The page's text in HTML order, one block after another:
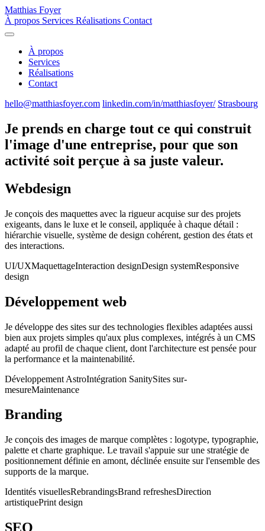
Matthias Foyer
À propos Services Réalisations Contact
À propos
Services
Réalisations
Contact
hello@matthiasfoyer.com linkedin.com/in/matthiasfoyer/ Strasbourg
Je prends en charge tout ce qui construit
l'image d'une entreprise, pour que son
activité soit perçue à sa juste valeur.
Webdesign
Je conçois des maquettes avec la rigueur acquise sur des projets
exigeants, dans le luxe et le conseil, appliquée à chaque détail :
hiérarchie visuelle, système de design cohérent, gestion des états et
des interactions.
UI/UXMaquettageInteraction designDesign systemResponsive
design
Développement web
Je développe des sites sur des technologies flexibles adaptées aussi
bien aux projets simples qu'aux plus complexes, intégrés à un CMS
adapté au profil de chaque client, dont l'architecture est pensée pour
la performance et la maintenabilité.
Développement AstroIntégration SanitySites sur-
mesureMaintenance
Branding
Je conçois des images de marque complètes : logotype, typographie,
palette et charte graphique. Le travail s'appuie sur une stratégie de
positionnement définie en amont, déclinée ensuite sur l'ensemble des
supports de la marque.
Identités visuellesRebrandingsBrand refreshesDirection
artistiquePrint design
SEO